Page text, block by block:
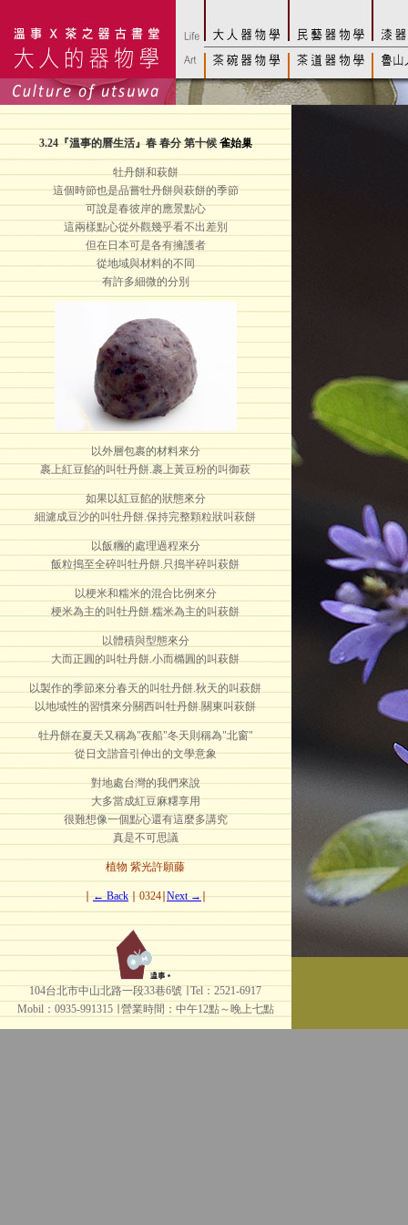
3.24『溫事的曆生活』春 春分 第十候雀始巢
牡丹餅和萩餅
這個時節也是品嘗牡丹餅與萩餅的季節
可說是春彼岸的應景點心
這兩樣點心從外觀幾乎看不出差別
但在日本可是各有擁護者
從地域與材料的不同
有許多細微的分別
以外層包裹的材料來分
裹上紅豆餡的叫牡丹餅.裹上黃豆粉的叫御萩
如果以紅豆餡的狀態來分
細濾成豆沙的叫牡丹餅.保持完整顆粒狀叫萩餅
以飯糰的處理過程來分
飯粒搗至全碎叫牡丹餅.只搗半碎叫萩餅
以梗米和糯米的混合比例來分
梗米為主的叫牡丹餅.糯米為主的叫萩餅
以體積與型態來分
大而正圓的叫牡丹餅.小而橢圓的叫萩餅
以製作的季節來分春天的叫牡丹餅.秋天的叫萩餅
以地域性的習慣來分關西叫牡丹餅.關東叫萩餅
牡丹餅在夏天又稱為"夜船"冬天則稱為"北窗"
從日文諧音引伸出的文學意象
對地處台灣的我們來說
大多當成紅豆麻糬享用
很難想像一個點心還有這麼多講究
真是不可思議
植物 紫光許願藤
∣← Back∣ 0324∣Next →∣
104台北市中山北路一段33巷6號 ∣ Tel：2521-6917
Mobil：0935-991315 ∣
營業時間：中午12點～晚上七點